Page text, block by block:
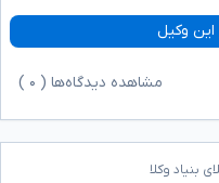
این وکیل
مشاهده دیدگاه‌ها ( ۰
بنیاد وکلا